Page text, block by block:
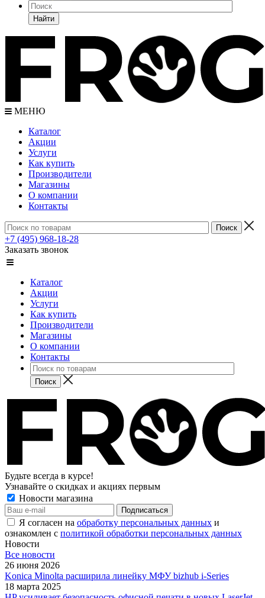
Найти
МЕНЮ
Каталог
Акции
Услуги
Как купить
Производители
Магазины
О компании
Контакты
+7 (495) 968-18-28
Заказать звонок
Каталог
Акции
Услуги
Как купить
Производители
Магазины
О компании
Контакты
Будьте всегда в курсе!
Узнавайте о скидках и акциях первым
Новости магазина
Я согласен на обработку персональных данных и
ознакомлен с политикой обработки персональных данных
Новости
Все новости
26 июня 2026
Konica Minolta расширила линейку МФУ bizhub i-Series
18 марта 2025